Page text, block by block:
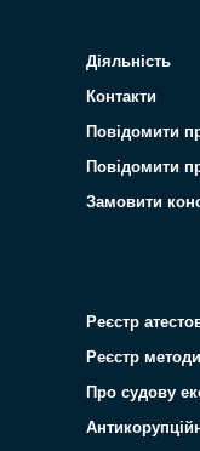
Діяльність
Контакти
Повідомити
Повідомити
Замовити
Реєстр
Реєстр
Про судову